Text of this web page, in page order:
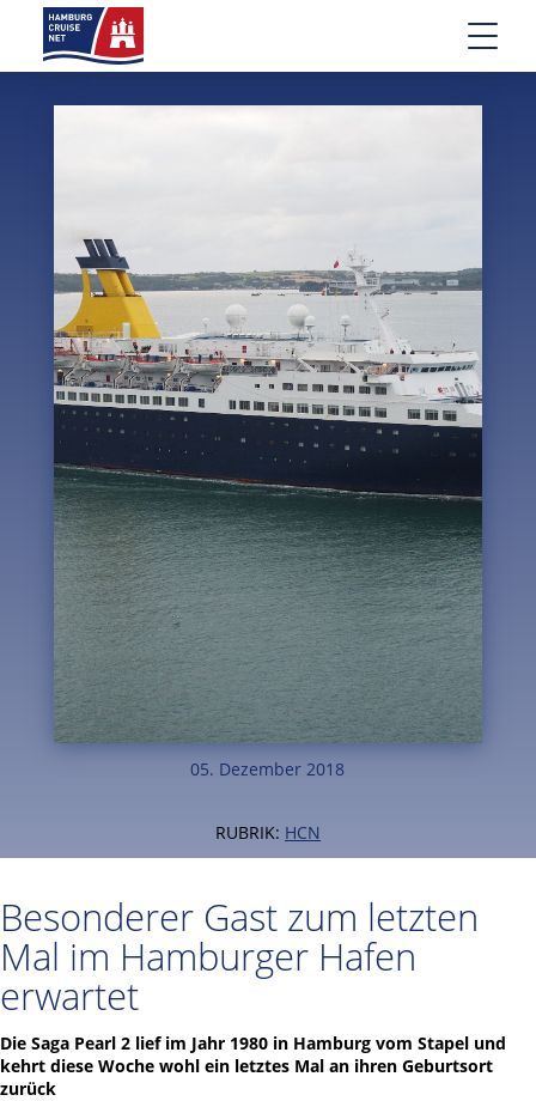
05. Dezember 2018
RUBRIK: HCN
Besonderer Gast zum letzten
Mal im Hamburger Hafen
erwartet
Die Saga Pearl 2 lief im Jahr 1980 in Hamburg vom Stapel und
kehrt diese Woche wohl ein letztes Mal an ihren Geburtsort
zurück